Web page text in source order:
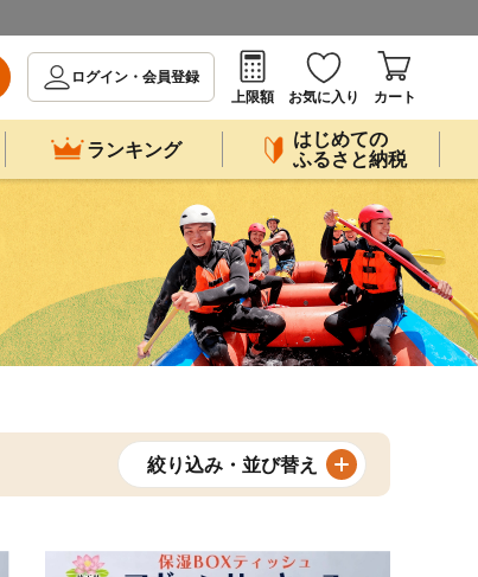
ログイン・会員登録
上限額
お気に入り カート
ランキング
はじめての
ふるさと納税
絞り込み・並び替え